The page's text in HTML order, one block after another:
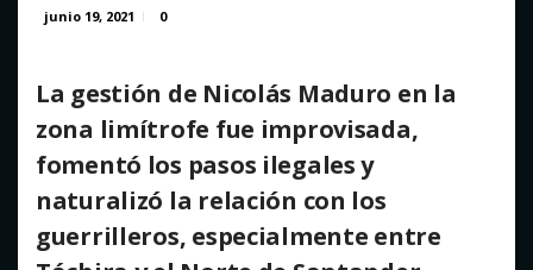
junio 19, 2021 0
La gestión de Nicolás Maduro en la
zona limítrofe fue improvisada,
fomentó los pasos ilegales y
naturalizó la relación con los
guerrilleros, especialmente entre